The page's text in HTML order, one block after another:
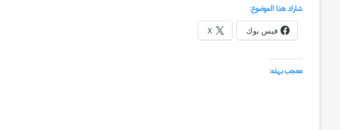
شارك هذا الموضوع:
فيس بوك
X
معجب بهذه: